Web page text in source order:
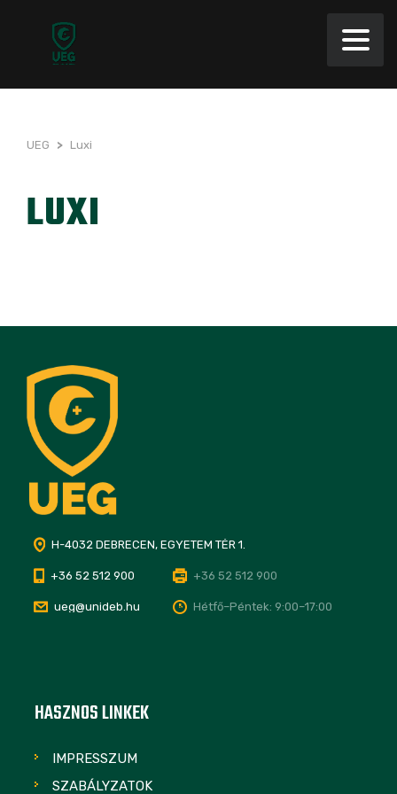
UEG > Luxi
LUXI
H-4032 DEBRECEN, EGYETEM TÉR 1.
+36 52 512 900 +36 52 512 900
ueg@unideb.hu Hétfő–Péntek: 9:00–17:00
HASZNOS LINKEK
IMPRESSZUM
SZABÁLYZATOK